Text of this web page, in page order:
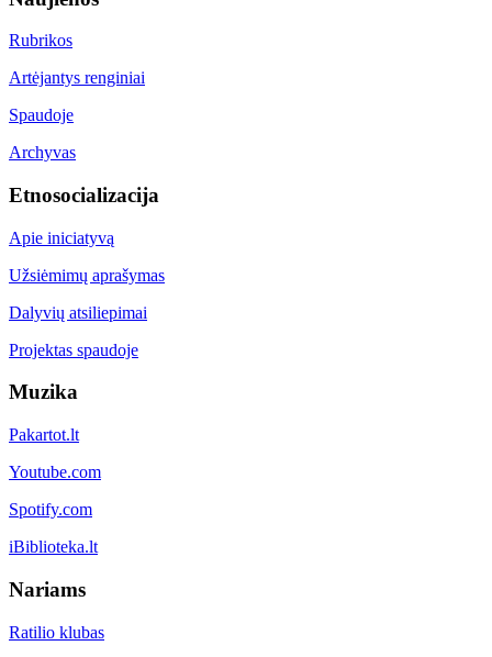
Rubrikos
Artėjantys renginiai
Spaudoje
Archyvas
Etnosocializacija
Apie iniciatyvą
Užsiėmimų aprašymas
Dalyvių atsiliepimai
Projektas spaudoje
Muzika
Pakartot.lt
Youtube.com
Spotify.com
iBiblioteka.lt
Nariams
Ratilio klubas